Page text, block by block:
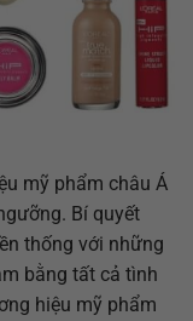
mỹ phẩm châu Á
Bí quyết
thống với những
bằng tất cả tình
hiệu mỹ phẩm